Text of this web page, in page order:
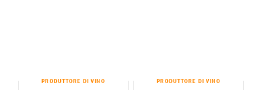
PRODUTTORE DI VINO PRODUTTORE DI VINO